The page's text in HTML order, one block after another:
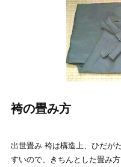
袴の畳み方
出世畳み 袴は構造上、ひだが
すいので、きちんとした畳み